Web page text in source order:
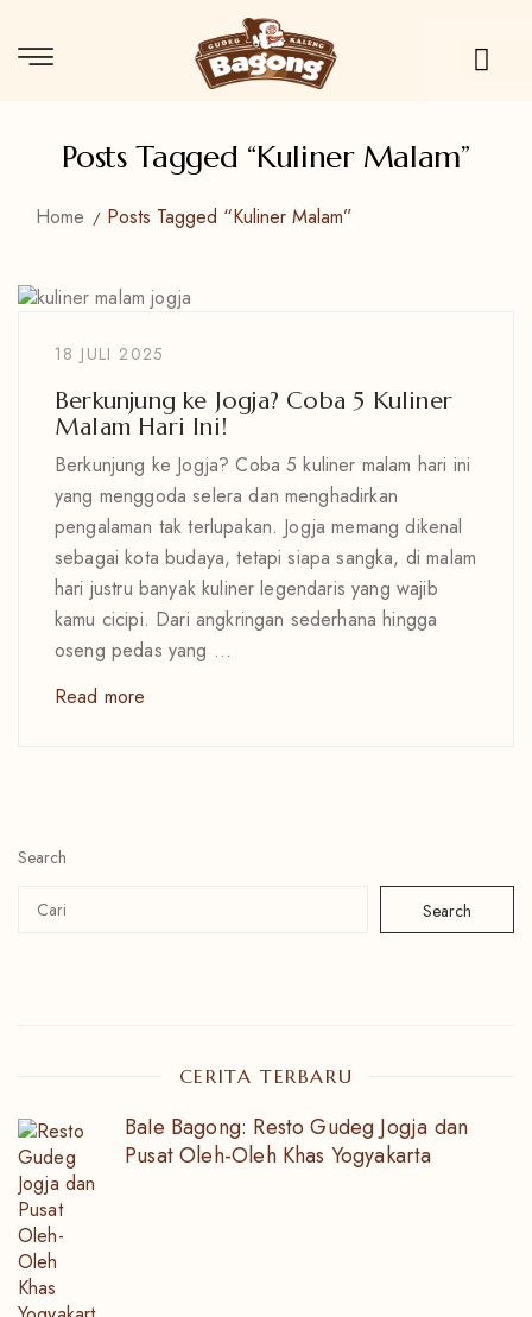
Posts Tagged “kuliner Malam”
Home Posts Tagged “kuliner Malam”
18 JULI 2025
Berkunjung ke Jogja? Coba 5 Kuliner
Malam Hari Ini!
Berkunjung ke Jogja? Coba 5 kuliner malam hari ini
yang menggoda selera dan menghadirkan
pengalaman tak terlupakan. Jogja memang dikenal
sebagai kota budaya, tetapi siapa sangka, di malam
hari justru banyak kuliner legendaris yang wajib
kamu cicipi. Dari angkringan sederhana hingga
oseng pedas yang ...
Read more
Search
Search
CERITA TERBARU
Bale Bagong: Resto Gudeg Jogja dan
Pusat Oleh-Oleh Khas Yogyakarta